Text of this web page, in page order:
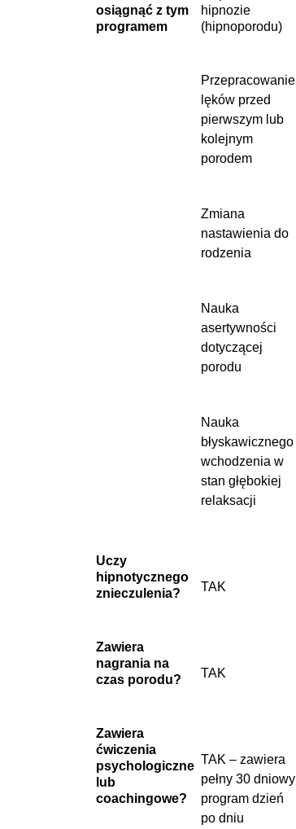
osiągnąć z tym
programem
hipnozie
(hipnoporodu)
Przepracowanie
lęków przed
pierwszym lub
kolejnym
porodem
Zmiana
nastawienia do
rodzenia
Nauka
asertywności
dotyczącej
porodu
Nauka
błyskawicznego
wchodzenia w
stan głębokiej
relaksacji
Uczy
hipnotycznego
znieczulenia?
TAK
Zawiera
nagrania na
czas porodu?
TAK
Zawiera
ćwiczenia
psychologiczne
lub
coachingowe?
TAK – zawiera
pełny 30 dniowy
program dzień
po dniu